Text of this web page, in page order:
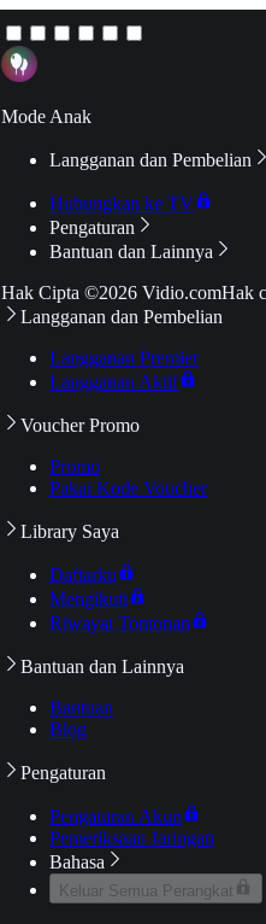
Mode Anak
Langganan dan Pembelian
Hubungkan ke TV
Pengaturan
Bantuan dan Lainnya
Hak Cipta ©2026 Vidio.comHak
Langganan dan Pembelian
Langganan Premier
Langganan Aktif
Voucher Promo
Promo
Pakai Kode Voucher
Library Saya
Daftarku
Mengikuti
Riwayat Tontonan
Bantuan dan Lainnya
Bantuan
Blog
Pengaturan
Pengaturan Akun
Pemeriksaan Jaringan
Bahasa
Keluar Semua Perangkat